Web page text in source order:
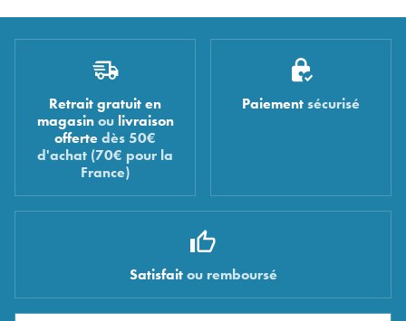
Retrait gratuit en
magasinou livraison
offerte dès 50€
d'achat (70€ pour la
France)
Paiement sécurisé
Satisfaitou remboursé